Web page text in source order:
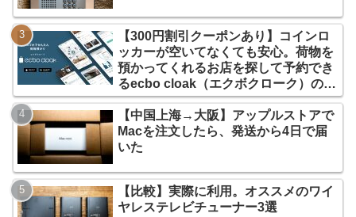
【300円割引クーポンあり】コインロ
ッカーが空いてなくても安心。荷物を
預かってくれるお店を探して予約でき
るecbo cloak（エクボクローク）の使
い方
【中国上海→大阪】アップルストアで
Macを注文したら、発送から4日で届
いた
【比較】実際に利用。オススメのワイ
ヤレステレビチューナー3選